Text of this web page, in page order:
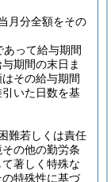
月分全額をその
って給与期間
期間の末日ま
その給与期間
いた日数を基
難若しくは責任
の他の勤労条
著しく特殊な
特殊性に基づ